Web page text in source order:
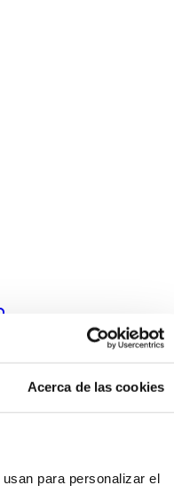
Acerca de las cookies
para personalizar el